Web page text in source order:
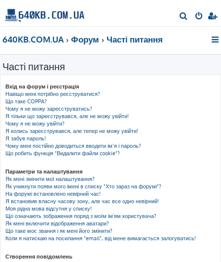
о
640KB.COM.UA Форум Часті питання
Часті питання
Вхід на форум і реєстрація
Навіщо мені потрібно реєструватися?
Що таке COPPA?
Чому я не можу зареєструватись?
Я тільки що зареєструвався, але не можу увійти!
Чому я не можу увійти?
Я колись зареєструвався, але тепер не можу увійти!
Я забув пароль!
Чому мені постійно доводиться вводити ім’я і пароль?
Що робить функція "Видалити файли cookie"?
Параметри та налаштування
Як мені змінити мої налаштування?
Як уникнути появи мого імені в списку "Хто зараз на форумі"?
На форумі встановлено невірний час!
Я встановив власну часову зону, але час все одно невірний!
Моя рідна мова відсутня у списку!
Що означають зображення поряд з моїм ім'ям користувача?
Як мені включити відображення аватари?
Що таке моє звання і як мені його змінити?
Коли я натискаю на посилання "email", від мене вимагається залогуватись!
Створення повідомлень